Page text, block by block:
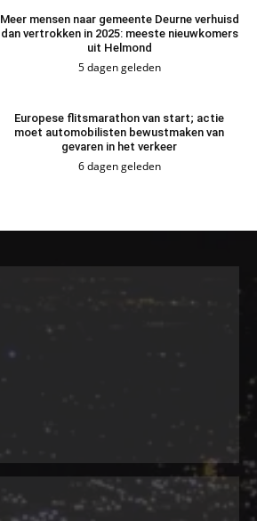
Meer mensen naar gemeente Deurne verhuisd
dan vertrokken in 2025: meeste nieuwkomers
uit Helmond
5 dagen geleden
Europese flitsmarathon van start; actie
moet automobilisten bewustmaken van
gevaren in het verkeer
6 dagen geleden